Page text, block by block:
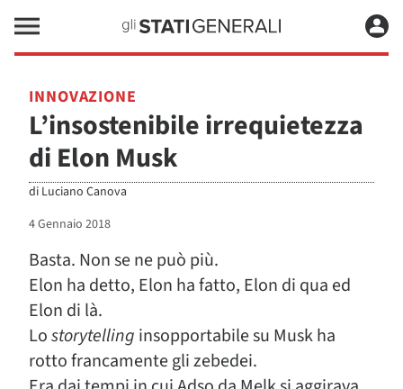
INNOVAZIONE
L’insostenibile irrequietezza
di Elon Musk
di Luciano Canova
4 Gennaio 2018
Basta. Non se ne può più.
Elon ha detto, Elon ha fatto, Elon di qua ed
Elon di là.
Lostorytelling insopportabile su Musk ha
rotto francamente gli zebedei.